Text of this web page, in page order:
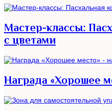
Мастер-классы:
с цветами
Награда «Хорошее